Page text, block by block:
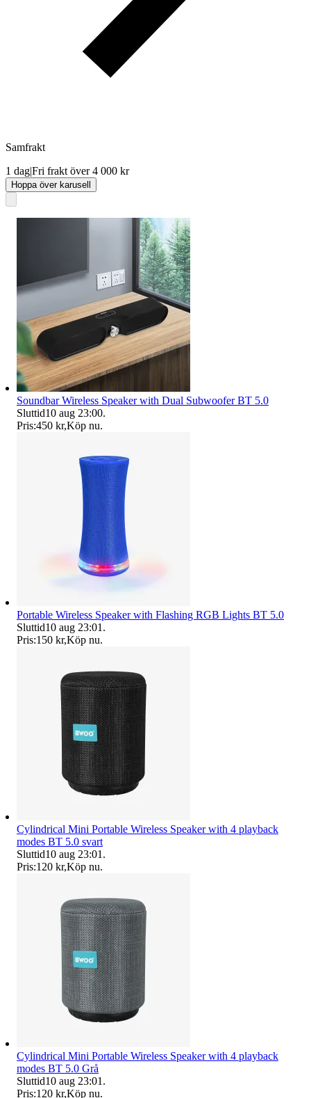
Samfrakt
1 dag|Fri frakt över 4 000 kr
Hoppa över karusell
Soundbar Wireless Speaker with Dual Subwoofer BT 5.0
Sluttid10 aug 23:00.
Pris:450 kr,Köp nu.
Portable Wireless Speaker with Flashing RGB Lights BT 5.0
Sluttid10 aug 23:01 .
Pris:150 kr,Köp nu.
Cylindrical Mini Portable Wireless Speaker with 4 playback
modes BT 5.0 svart
Sluttid10 aug 23:01 .
Pris:120 kr,Köp nu.
Cylindrical Mini Portable Wireless Speaker with 4 playback
modes BT 5.0 Grå
Sluttid10 aug 23:01 .
Pris:120 kr,Köp nu.